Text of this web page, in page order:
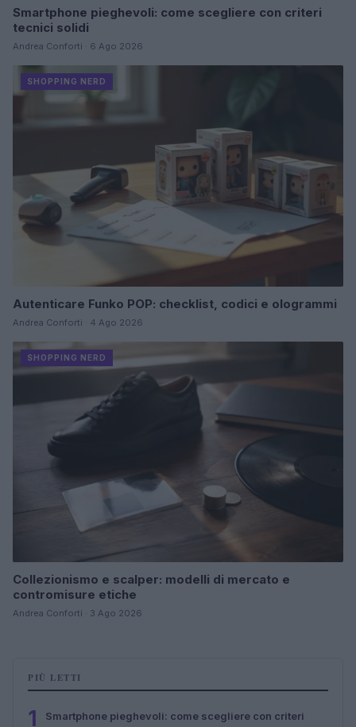
Smartphone pieghevoli: come scegliere con criteri
tecnici solidi
Andrea Conforti · 6 Ago 2026
SHOPPING NERD
Autenticare Funko POP: checklist, codici e ologrammi
Andrea Conforti · 4 Ago 2026
SHOPPING NERD
Collezionismo e scalper: modelli di mercato e
contromisure etiche
Andrea Conforti · 3 Ago 2026
PIÙ LETTI
1
Smartphone pieghevoli: come scegliere con criteri